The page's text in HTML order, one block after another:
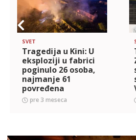
SVET
Tragedija u Kini: U
eksploziji u fabrici
poginulo 26 osoba,
najmanje 61
povređena
(FOTO+VIDEO)
pre 3 meseca